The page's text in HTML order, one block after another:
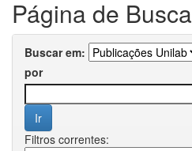
Página de Busca
Buscar em:
por
Filtros correntes: